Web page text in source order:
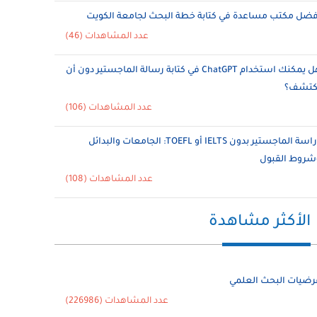
مكتب مساعدة في كتابة خطة البحث لجامعة الكويت
عدد المشاهدات (46)
هل يمكنك استخدام ChatGPT في كتابة رسالة الماجستير دون أن
عدد المشاهدات (106)
دراسة الماجستير بدون IELTS أو TOEFL: الجامعات والبدائل
القبول
عدد المشاهدات (108)
الأكثر مشاهدة
البحث العلمي
عدد المشاهدات (226986)